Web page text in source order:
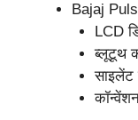
Bajaj
LCD
ब्लूटूथ
साइलेंट